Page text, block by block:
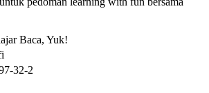
Baca, Yuk!
32-2